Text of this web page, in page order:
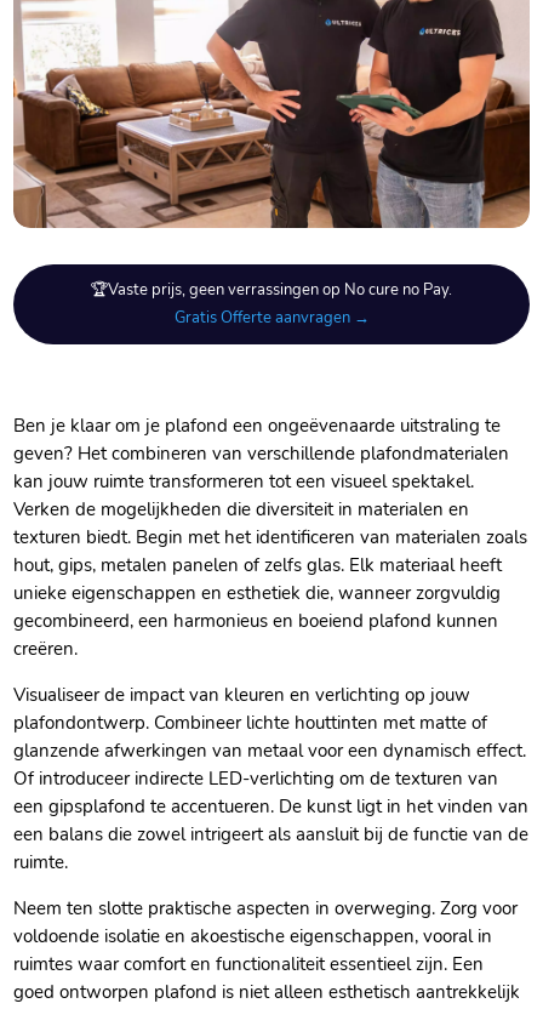
🏆Vaste prijs, geen verrassingen op No cure no Pay.
Gratis Offerte aanvragen →
Ben je klaar om je plafond een ongeëvenaarde uitstraling te
geven? Het combineren van verschillende plafondmaterialen
kan jouw ruimte transformeren tot een visueel spektakel.​
Verken de mogelijkheden die diversiteit in materialen en
texturen biedt.​ Begin met het identificeren van materialen zoals
hout, gips, metalen panelen of zelfs glas.​ Elk materiaal heeft
unieke eigenschappen en esthetiek die, wanneer zorgvuldig
gecombineerd, een harmonieus en boeiend plafond kunnen
creëren.​
Visualiseer de impact van kleuren en verlichting op jouw
plafondontwerp.​ Combineer lichte houttinten met matte of
glanzende afwerkingen van metaal voor een dynamisch effect.​
Of introduceer indirecte LED-verlichting om de texturen van
een gipsplafond te accentueren.​ De kunst ligt in het vinden van
een balans die zowel intrigeert als aansluit bij de functie van de
ruimte.​
Neem ten slotte praktische aspecten in overweging.​ Zorg voor
voldoende isolatie en akoestische eigenschappen, vooral in
ruimtes waar comfort en functionaliteit essentieel zijn.​ Een
goed ontworpen plafond is niet alleen esthetisch aantrekkelijk